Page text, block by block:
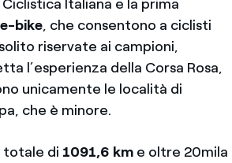
Italiana e la prima
e-bike, che consentono a ciclisti
riservate ai campioni,
l’esperienza della Corsa Rosa,
unicamente le località di
che è minore.
totale di 1091,6 kme oltre 20mila